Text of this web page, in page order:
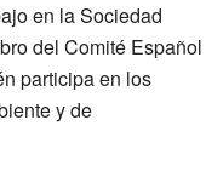
en la Sociedad
del Comité Español
participa en los
y de